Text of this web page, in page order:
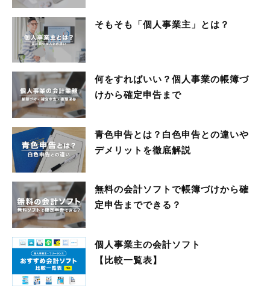
そもそも「個人事業主」とは？
何をすればいい？個人事業の帳簿づ
けから確定申告まで
青色申告とは？白色申告との違いや
デメリットを徹底解説
無料の会計ソフトで帳簿づけから確
定申告までできる？
個人事業主の会計ソフト
【比較一覧表】